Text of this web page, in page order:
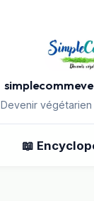
Devenir végétarien
📖